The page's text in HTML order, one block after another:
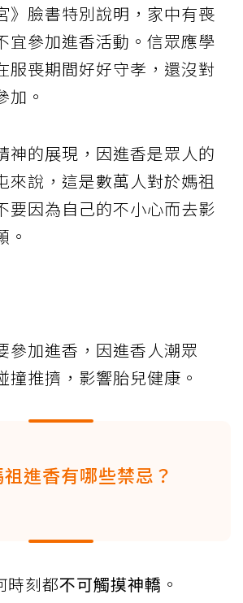
》臉書特別說明，家中有喪
宜參加進香活動。信眾應學
服喪期間好好守孝，還沒對
加。
神的展現，因進香是眾人的
來說，這是數萬人對於媽祖
要因為自己的不小心而去影
。
參加進香，因進香人潮眾
撞推擠，影響胎兒健康。
進香有哪些禁忌？
時刻都不可觸摸神轎 。